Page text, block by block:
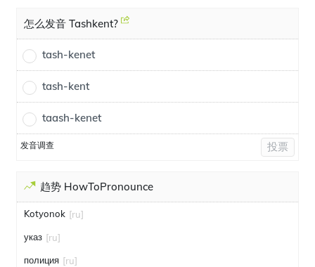
怎么发音 Tashkent?
tash-kenet
tash-kent
taash-kenet
发音调查 投票
趋势 HowToPronounce
Kotyonok [ru]
указ [ru]
полиция [ru]